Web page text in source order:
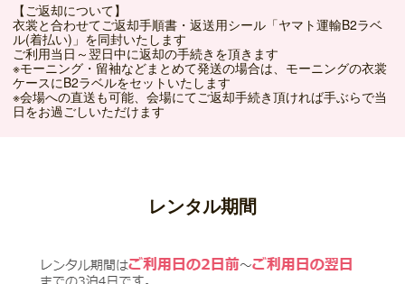
【ご返却について】
衣裳と合わせてご返却手順書・返送用シール「ヤマト運輸B2ラベ
ル(着払い)」を同封いたします
ご利用当日～翌日中に返却の手続きを頂きます
※モーニング・留袖などまとめて発送の場合は、モーニングの衣裳
ケースにB2ラベルをセットいたします
※会場への直送も可能、会場にてご返却手続き頂ければ手ぶらで当
日をお過ごしいただけます
レンタル期間